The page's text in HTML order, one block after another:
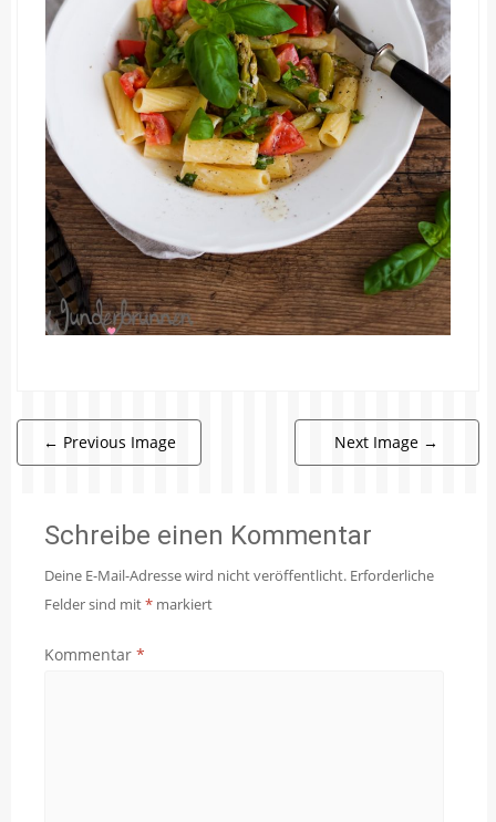
← Previous Image Next Image →
Schreibe einen Kommentar
Deine E-Mail-Adresse wird nicht veröffentlicht. Erforderliche
Felder sind mit* markiert
Kommentar *